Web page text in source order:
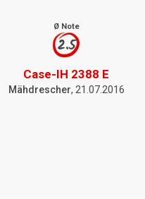
Ø Note
2.5
Case-IH 2388 E
Mähdrescher, 21.07.2016